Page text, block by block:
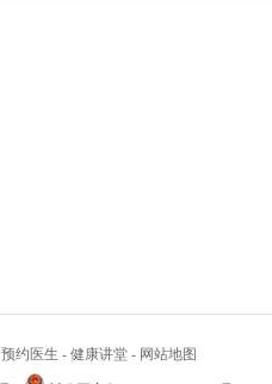
预约医生 - 健康讲堂 - 网站地图